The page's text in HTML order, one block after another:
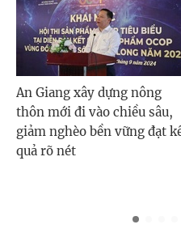
An Giang xây dựng nông
thôn mới đi vào chiều sâu,
giảm nghèo bền vững đạt
quả rõ nét